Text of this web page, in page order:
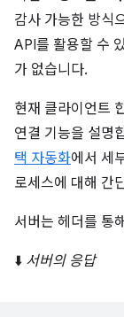
감사 가능한 방식
API를 활용할 수
가 없습니다.
현재 클라이언트
연결 기능을 설명
택 자동화에서 세
로세스에 대해 간
서버는 헤더를 통
⬇️ 서버의 응답